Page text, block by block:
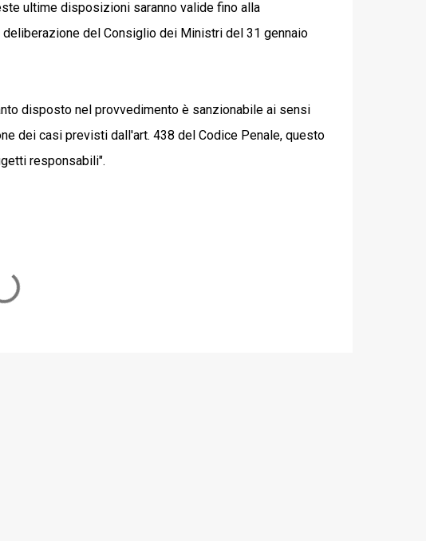
ultime disposizioni saranno valide fino alla
del Consiglio dei Ministri del 31 gennaio
disposto nel provvedimento è sanzionabile ai sensi
dei casi previsti dall'art. 438 del Codice Penale, questo
responsabili".